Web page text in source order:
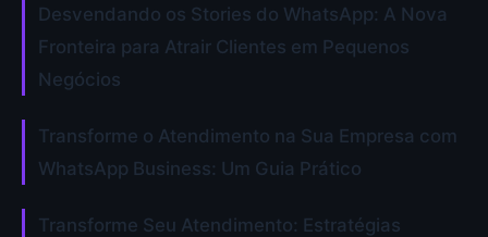
Desvendando os Stories do WhatsApp: A Nova
Fronteira para Atrair Clientes em Pequenos
Negócios
Transforme o Atendimento na Sua Empresa com
WhatsApp Business: Um Guia Prático
Transforme Seu Atendimento: Estratégias